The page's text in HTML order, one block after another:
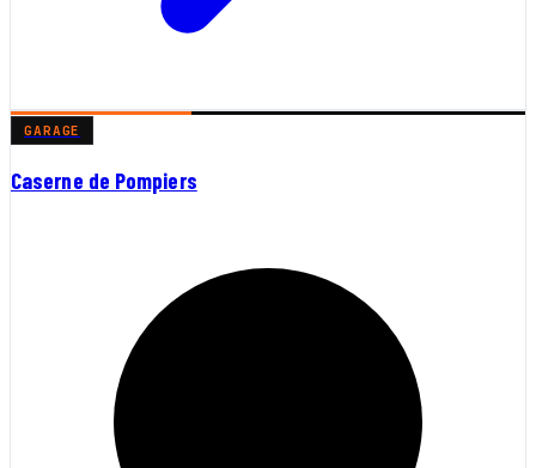
GARAGE
Caserne de Pompiers